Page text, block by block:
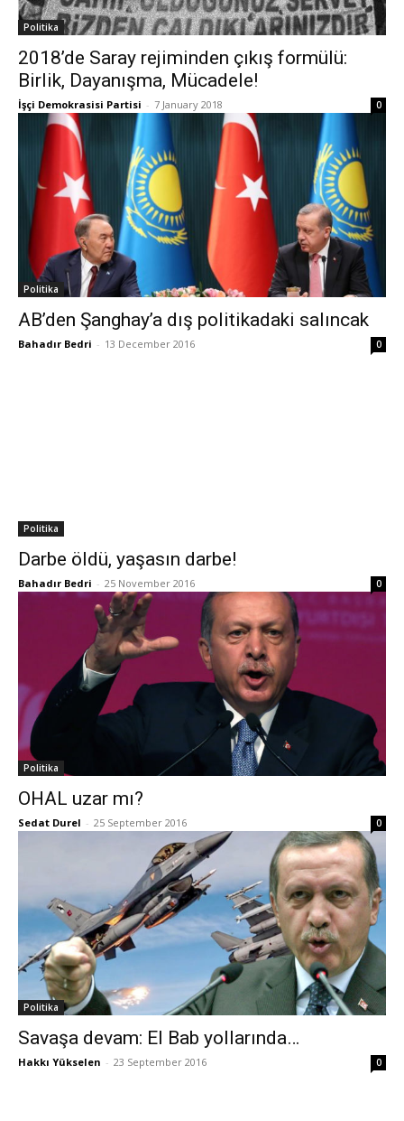
Politika
2018’de Saray rejiminden çıkış formülü:
Birlik, Dayanışma, Mücadele!
İşçi Demokrasisi Partisi - 7 January 2018 0
Politika
AB’den Şanghay’a dış politikadaki salıncak
Bahadır Bedri - 13 December 2016 0
Politika
Darbe öldü, yaşasın darbe!
Bahadır Bedri - 25 November 2016 0
Politika
OHAL uzar mı?
Sedat Durel - 25 September 2016 0
Politika
Savaşa devam: El Bab yollarında…
Hakkı Yükselen - 23 September 2016 0